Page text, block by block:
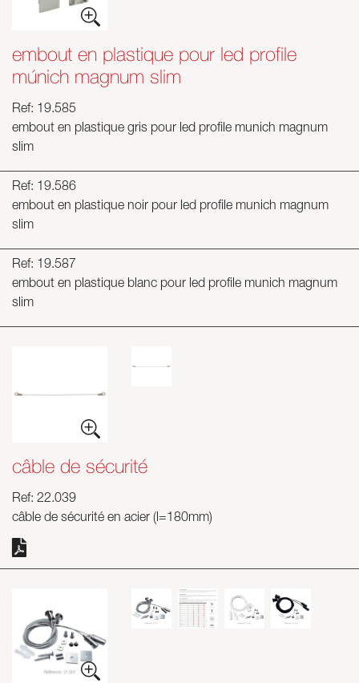
embout en plastique pour led profile
múnich magnum slim
Ref: 19.585
embout en plastique gris pour led profile munich magnum
slim
Ref: 19.586
embout en plastique noir pour led profile munich magnum
slim
Ref: 19.587
embout en plastique blanc pour led profile munich magnum
slim
câble de sécurité
Ref: 22.039
câble de sécurité en acier (l=180mm)